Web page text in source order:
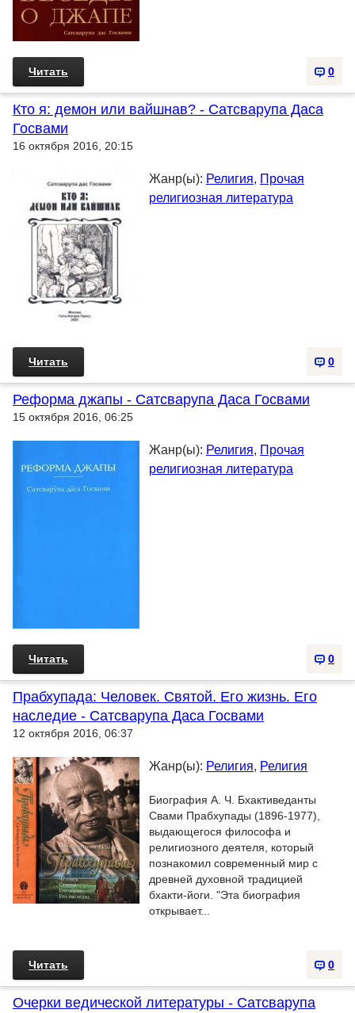
0
Читать
Кто я: демон или вайшнав? - Сатсварупа Даса
Госвами
16 октября 2016, 20:15
Жанр(ы): Религия, Прочая
религиозная литература
0
Читать
Реформа джапы - Сатсварупа Даса Госвами
15 октября 2016, 06:25
Жанр(ы): Религия, Прочая
религиозная литература
0
Читать
Прабхупада: Человек. Святой. Его жизнь. Его
наследие - Сатсварупа Даса Госвами
12 октября 2016, 06:37
Жанр(ы): Религия, Религия
Биография А. Ч. Бхактиведанты
Свами Прабхупады (1896-1977),
выдающегося философа и
религиозного деятеля, который
познакомил современный мир с
древней духовной традицией
бхакти-йоги. "Этa биография
открывает...
0
Читать
Очерки ведической литературы - Сатсварупа